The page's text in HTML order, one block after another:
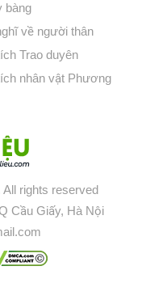
bàng
về người thân
Trao duyên
nhân vật Phương
rights reserved
Cầu Giấy, Hà Nội